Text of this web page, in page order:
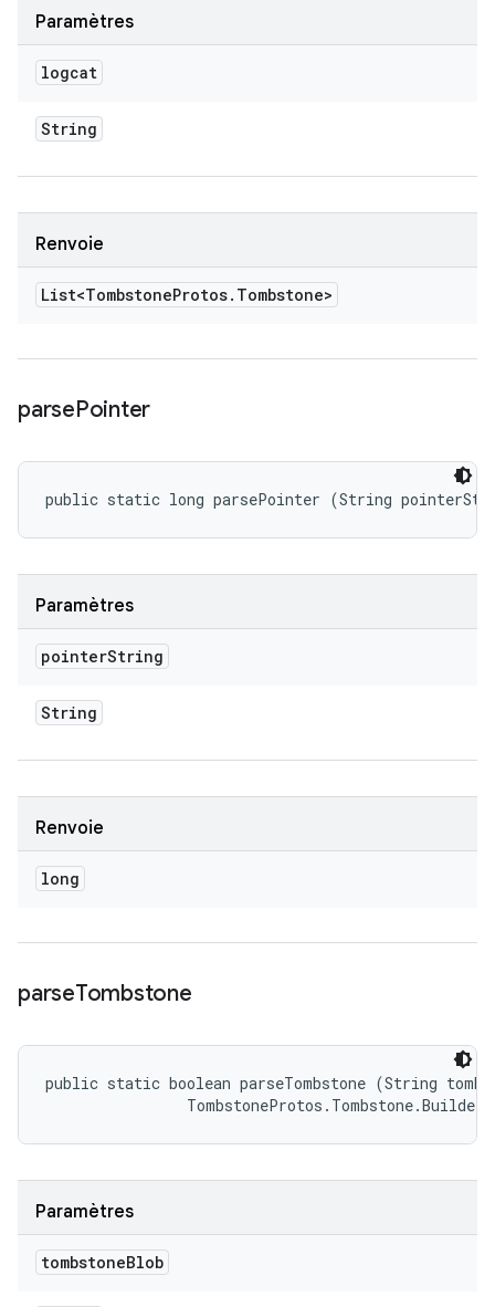
Paramètres
logcat
String
Renvoie
List<TombstoneProtos. Tombstone>
parsePointer
public static long parsePointer (String
Paramètres
pointerString
String
Renvoie
long
parseTombstone
public static boolean parseTombstone (String
TombstoneProtos.Tombstone.Builder
Paramètres
tombstoneBlob